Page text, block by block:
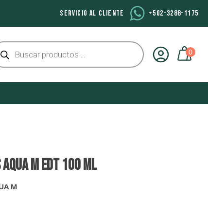
SERVICIO AL CLIENTE +502-3288-1175
AQUA M EDT 100 ml
M